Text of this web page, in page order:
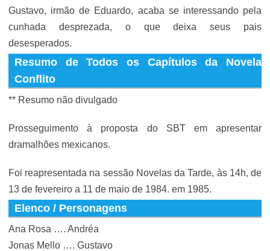
Gustavo, irmão de Eduardo, acaba se interessando pela
cunhada desprezada, o que deixa seus pais
desesperados.
Resumo de Todos os Capítulos da Novela
Conflito
** Resumo não divulgado
Prosseguimento à proposta do SBT em apresentar
dramalhões mexicanos.
Foi reapresentada na sessão Novelas da Tarde, às 14h, de
13 de fevereiro a 11 de maio de 1984. em 1985.
Elenco / Personagens
Ana Rosa …. Andréa
Jonas Mello …. Gustavo